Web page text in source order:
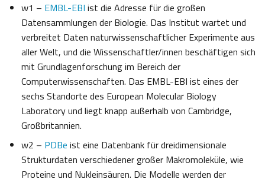
w1 – EMBL-EBI ist die Adresse für die großen
Datensammlungen der Biologie. Das Institut wartet und
verbreitet Daten naturwissenschaftlicher Experimente aus
aller Welt, und die Wissenschaftler/innen beschäftigen sich
mit Grundlagenforschung im Bereich der
Computerwissenschaften. Das EMBL-EBI ist eines der
sechs Standorte des European Molecular Biology
Laboratory und liegt knapp außerhalb von Cambridge,
Großbritannien.
w2 – PDBe ist eine Datenbank für dreidimensionale
Strukturdaten verschiedener großer Makromoleküle, wie
Proteine und Nukleinsäuren. Die Modelle werden der